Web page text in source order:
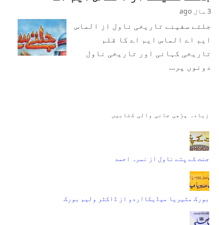
3 سال ago
جلتے سفینے تاریخی ناول از الماس
ایم اے الماس ایم اے کا قلم
تاریخی کہانی اور تاریخی ناول
دونوں پر…
زیادہ پڑھی جانی والی کتابیں
جنت کے پتے ناول از نمرہ احمد
بورک مٹیریا میڈیکااردو از ڈاکٹر ولیم بورک